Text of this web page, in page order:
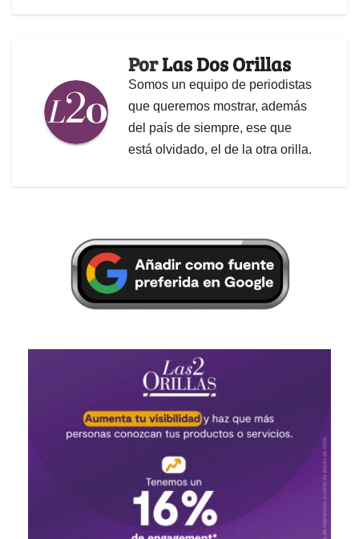
PorLas Dos Orillas
Somos un equipo de periodistas
que queremos mostrar, además
del país de siempre, ese que
está olvidado, el de la otra orilla.